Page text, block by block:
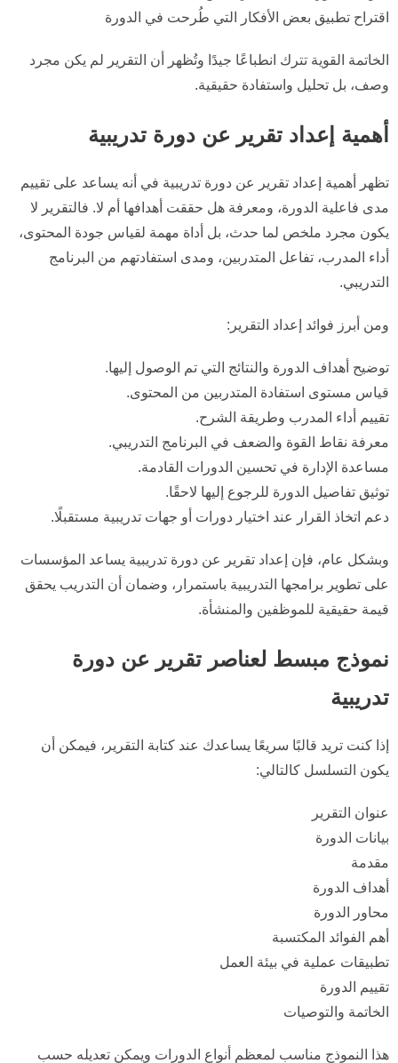
اقتراح تطبيق بعض الأفكار التي طُرحت في الدورة
الخاتمة القوية تترك انطباعًا جيدًا وتُظهر أن التقرير لم يكن مجرد
وصف، بل تحليل واستفادة حقيقية.
أهمية إعداد تقرير عن دورة تدريبية
تظهر أهمية إعداد تقرير عن دورة تدريبية في أنه يساعد على تقييم
مدى فاعلية الدورة، ومعرفة هل حققت أهدافها أم لا. فالتقرير لا
يكون مجرد ملخص لما حدث، بل أداة مهمة لقياس جودة المحتوى،
أداء المدرب، تفاعل المتدربين، ومدى استفادتهم من البرنامج
التدريبي.
ومن أبرز فوائد إعداد التقرير:
توضيح أهداف الدورة والنتائج التي تم الوصول إليها.
قياس مستوى استفادة المتدربين من المحتوى.
تقييم أداء المدرب وطريقة الشرح.
معرفة نقاط القوة والضعف في البرنامج التدريبي.
مساعدة الإدارة في تحسين الدورات القادمة.
توثيق تفاصيل الدورة للرجوع إليها لاحقًا.
دعم اتخاذ القرار عند اختيار دورات أو جهات تدريبية مستقبلًا.
وبشكل عام، فإن إعداد تقرير عن دورة تدريبية يساعد المؤسسات
على تطوير برامجها التدريبية باستمرار، وضمان أن التدريب يحقق
قيمة حقيقية للموظفين والمنشأة.
نموذج مبسط لعناصر تقرير عن دورة
تدريبية
إذا كنت تريد قالبًا سريعًا يساعدك عند كتابة التقرير، فيمكن أن
يكون التسلسل كالتالي:
عنوان التقرير
بيانات الدورة
مقدمة
أهداف الدورة
محاور الدورة
أهم الفوائد المكتسبة
تطبيقات عملية في بيئة العمل
تقييم الدورة
الخاتمة والتوصيات
هذا النموذج مناسب لمعظم أنواع الدورات ويمكن تعديله حسب